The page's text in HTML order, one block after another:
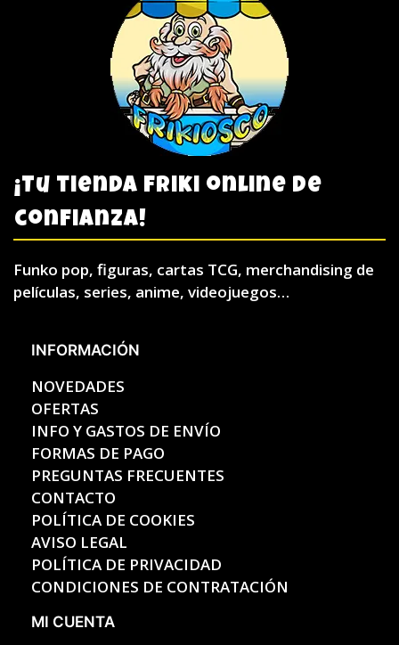
¡Tu tienda friki online de
confianza!
Funko pop, figuras, cartas TCG, merchandising de
películas, series, anime, videojuegos…
INFORMACIÓN
NOVEDADES
OFERTAS
INFO Y GASTOS DE ENVÍO
FORMAS DE PAGO
PREGUNTAS FRECUENTES
CONTACTO
POLÍTICA DE COOKIES
AVISO LEGAL
POLÍTICA DE PRIVACIDAD
CONDICIONES DE CONTRATACIÓN
MI CUENTA